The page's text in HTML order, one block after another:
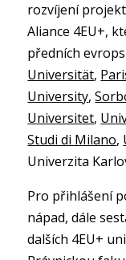
rozvíjení
Aliance 4EU+,
předních
Universität,
University,
Universitet,
Studi di Milano,
Univerzita
Pro přihlášení
nápad, dále
dalších 4EU+